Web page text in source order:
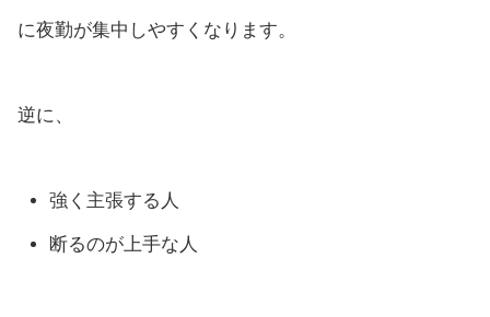
に夜勤が集中しやすくなります。
逆に、
強く主張する人
断るのが上手な人